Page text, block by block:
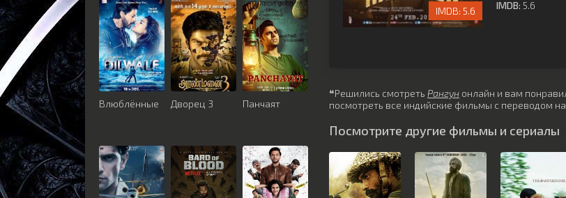
5.6
IMDB: 5.6
❝Решились смотреть Рангун онлайн и вам
посмотреть все индийские фильмы с переводом
Посмотрите другие фильмы и сериалы
Влюблённые Дворец 3 Панчаят